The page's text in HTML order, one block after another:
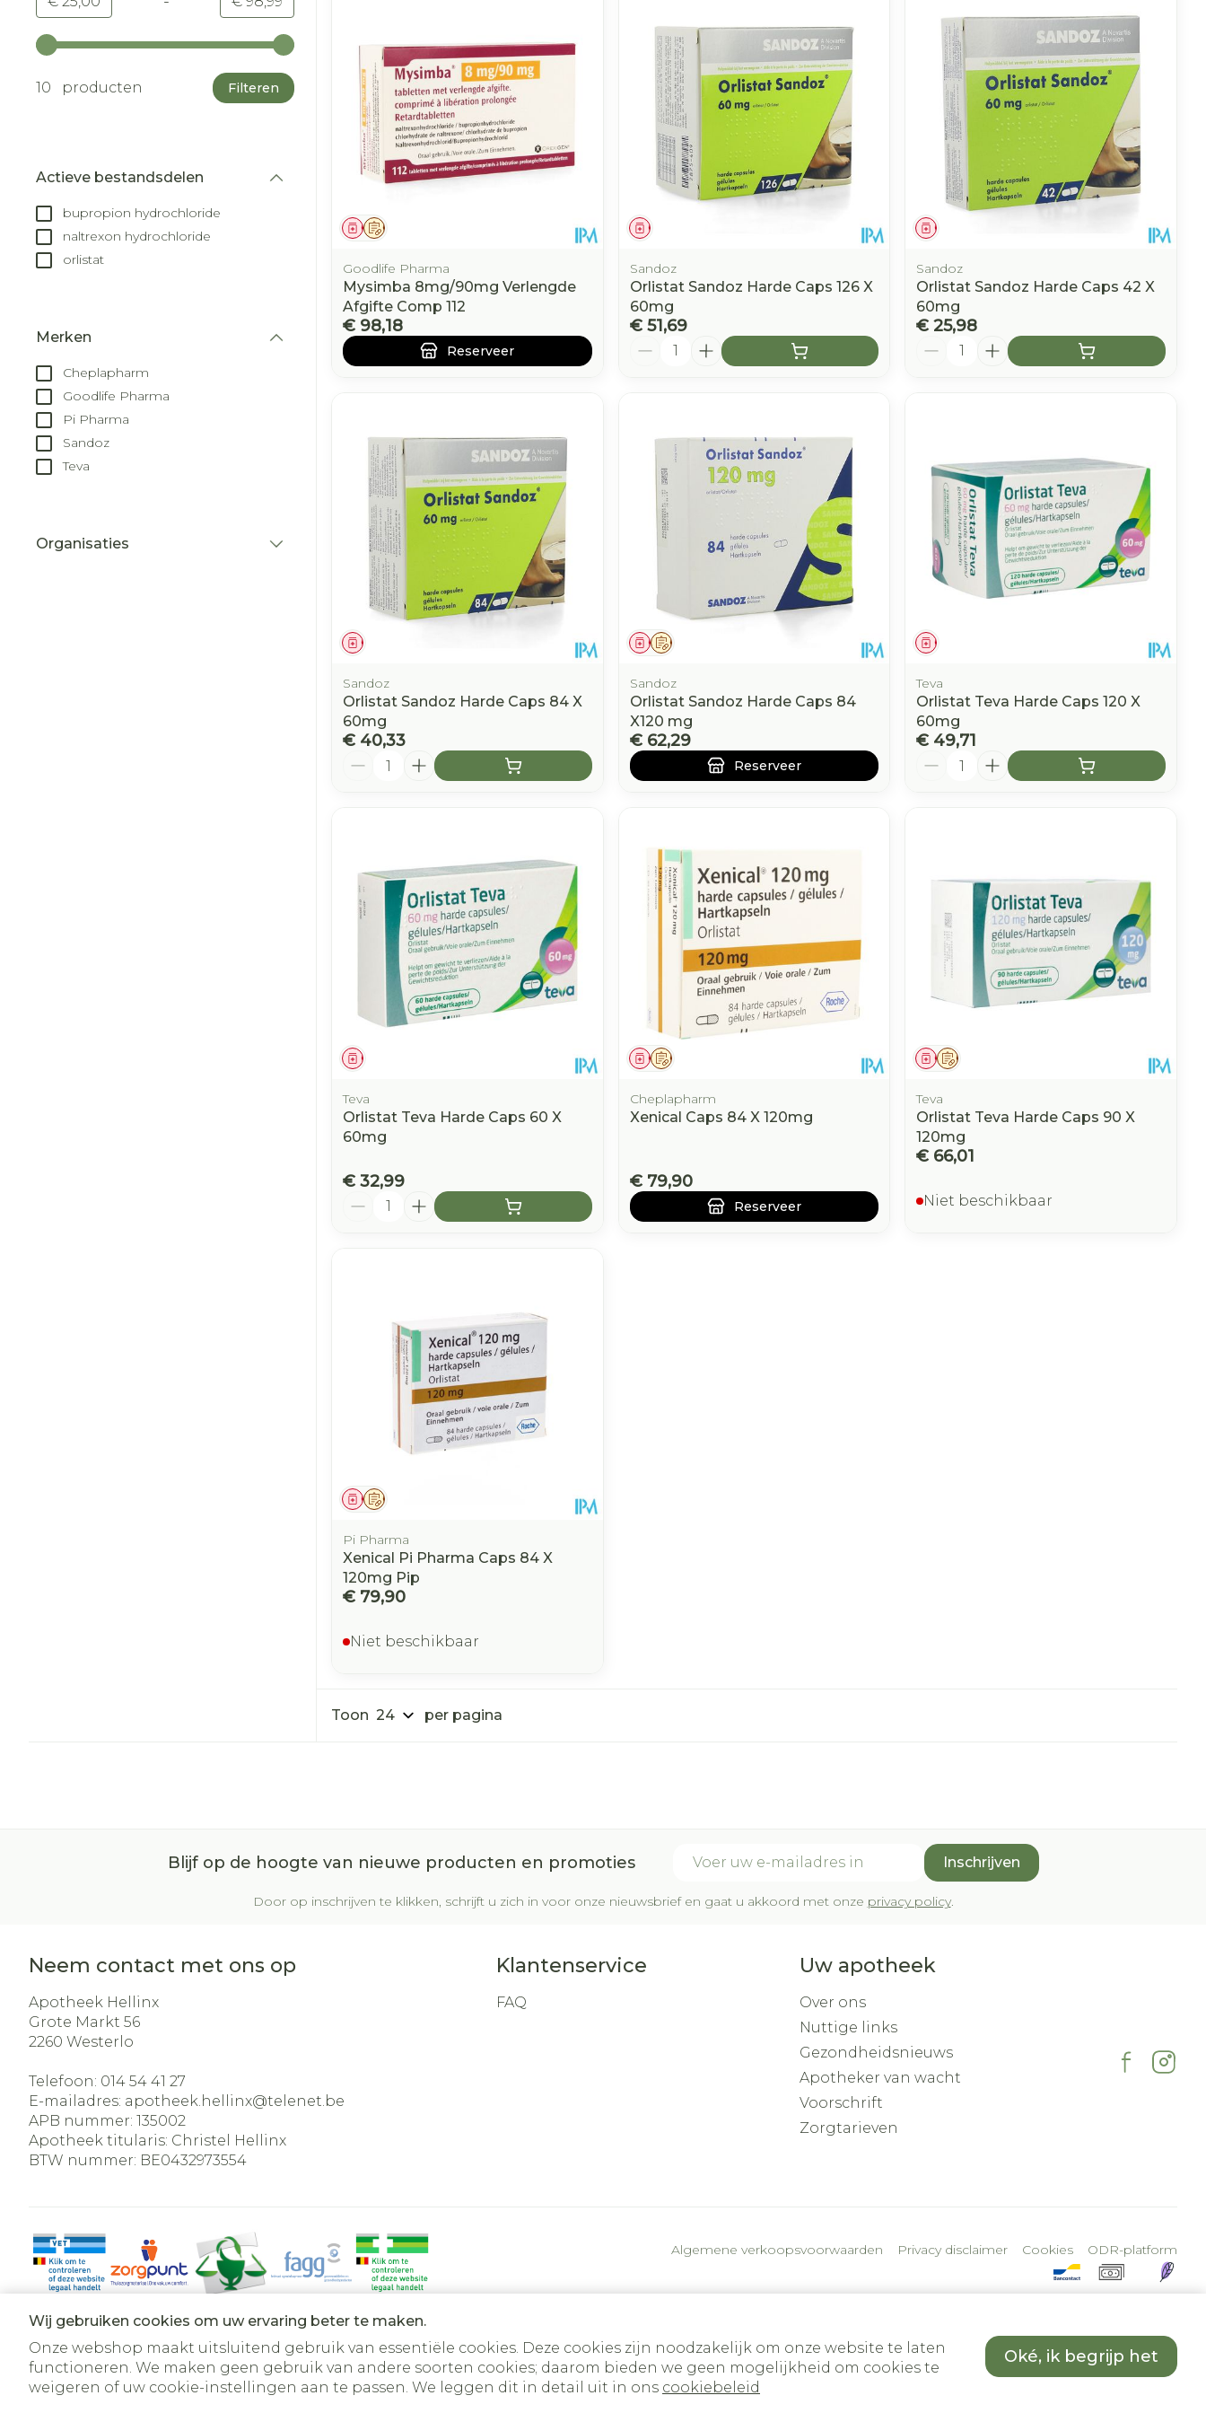
Wij gebruiken cookies om uw ervaring beter te maken.
Onze webshop maakt uitsluitend gebruik van essentiële cookies. Deze cookies zijn noodzakelijk om onze website te laten
functioneren. We maken geen gebruik van andere soorten cookies; daarom bieden we geen mogelijkheid om cookies te
weigeren of uw cookie-instellingen aan te passen. We leggen dit in detail uit in ons cookiebeleid
Oké, ik begrijp het
Gebruik de pijltjestoetsen links en rechts om de minimale en maximale prijswaarden aan te passen.
10 producten Filteren
Actieve bestandsdelen
bupropion hydrochloride
naltrexon hydrochloride
orlistat
Merken
Cheplapharm
Goodlife Pharma
Pi Pharma
Sandoz
Teva
Organisaties
Op voorschrift
Geneesmiddel
Goodlife Pharma
Mysimba 8mg/90mg Verlengde
Afgifte Comp 112
€ 98,18
Reserveer
Geneesmiddel
Sandoz
Orlistat Sandoz Harde Caps 126 X
60mg
€ 51,69
Aantal
Geneesmiddel
Sandoz
Orlistat Sandoz Harde Caps 42 X
60mg
€ 25,98
Aantal
Geneesmiddel
Sandoz
Orlistat Sandoz Harde Caps 84 X
60mg
€ 40,33
Aantal
Op voorschrift
Geneesmiddel
Sandoz
Orlistat Sandoz Harde Caps 84
X120 mg
€ 62,29
Reserveer
Geneesmiddel
Teva
Orlistat Teva Harde Caps 120 X
60mg
€ 49,71
Aantal
Geneesmiddel
Teva
Orlistat Teva Harde Caps 60 X
60mg
€ 32,99
Aantal
Op voorschrift
Geneesmiddel
Cheplapharm
Xenical Caps 84 X 120mg
€ 79,90
Reserveer
Op voorschrift
Geneesmiddel
Teva
Orlistat Teva Harde Caps 90 X
120mg
€ 66,01
Niet beschikbaar
Op voorschrift
Geneesmiddel
Pi Pharma
Xenical Pi Pharma Caps 84 X
120mg Pip
€ 79,90
Niet beschikbaar
Toon per pagina
Blijf op de hoogte van nieuwe producten en promoties Inschrijven
Door op inschrijven te klikken, schrijft u zich in voor onze nieuwsbrief en gaat u akkoord met onze privacy policy.
Neem contact met ons op
Apotheek Hellinx
Grote Markt 56
2260 Westerlo
Telefoon: 014 54 41 27
E-mailadres: apotheek.hellinx@telenet.be
APB nummer: 135002
Apotheek titularis: Christel Hellinx
BTW nummer: BE0432973554
Klantenservice
FAQ
Uw apotheek
Over ons
Nuttige links
Gezondheidsnieuws
Apotheker van wacht
Voorschrift
Zorgtarieven
Algemene verkoopsvoorwaarden Privacy disclaimer Cookies ODR-platform